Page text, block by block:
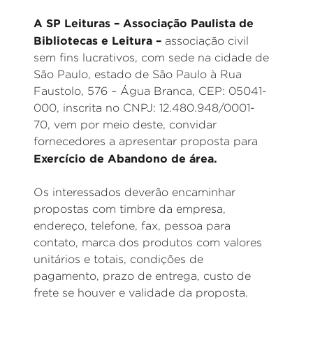
A SP Leituras – Associação Paulista de
Bibliotecas e Leitura – associação civil
sem fins lucrativos, com sede na cidade de
São Paulo, estado de São Paulo à Rua
Faustolo, 576 – Água Branca, CEP: 05041-
000, inscrita no CNPJ: 12.480.948/0001-
70, vem por meio deste, convidar
fornecedores a apresentar proposta para
Exercício de Abandono de área.
Os interessados deverão encaminhar
propostas com timbre da empresa,
endereço, telefone, fax, pessoa para
contato, marca dos produtos com valores
unitários e totais, condições de
pagamento, prazo de entrega, custo de
frete se houver e validade da proposta.